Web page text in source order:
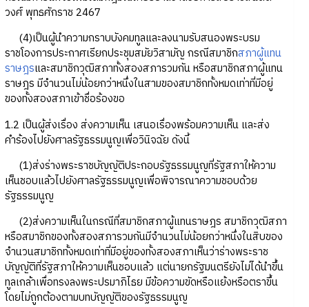
วงศ์ พุทธศักราช 2467
(4)เป็นผู้นำความกราบบังคมทูลและลงนามรับสนองพระบรม
ราชโองการประกาศเรียกประชุมสมัยวิสามัญ กรณีสมาชิกสภาผู้แทน
ราษฎรและสมาชิกวุฒิสภาทั้งสองสภารวมกัน หรือสมาชิกสภาผู้แทน
ราษฎร มีจำนวนไม่น้อยกว่าหนึ่งในสามของสมาชิกทั้งหมดเท่าที่มีอยู่
ของทั้งสองสภาเข้าชื่อร้องขอ
1.2 เป็นผู้ส่งเรื่อง ส่งความเห็น เสนอเรื่องพร้อมความเห็น และส่ง
คำร้องไปยังศาลรัฐธรรมนูญเพื่อวินิจฉัย ดังนี้
(1)ส่งร่างพระราชบัญญัติประกอบรัฐธรรมนูญที่รัฐสภาให้ความ
เห็นชอบแล้วไปยังศาลรัฐธรรมนูญเพื่อพิจารณาความชอบด้วย
รัฐธรรมนูญ
(2)ส่งความเห็นในกรณีที่สมาชิกสภาผู้แทนราษฎร สมาชิกวุฒิสภา
หรือสมาชิกของทั้งสองสภารวมกันมีจำนวนไม่น้อยกว่าหนึ่งในสิบของ
จำนวนสมาชิกทั้งหมดเท่าที่มีอยู่ของทั้งสองสภาเห็นว่าร่างพระราช
บัญญัติที่รัฐสภาให้ความเห็นชอบแล้ว แต่นายกรัฐมนตรียังไม่ได้นำขึ้น
ทูลเกล้าเพื่อทรงลงพระปรมาภิไธย มีข้อความขัดหรือแย้งหรือตราขึ้น
โดยไม่ถูกต้องตามบทบัญญัติของรัฐธรรมนูญ